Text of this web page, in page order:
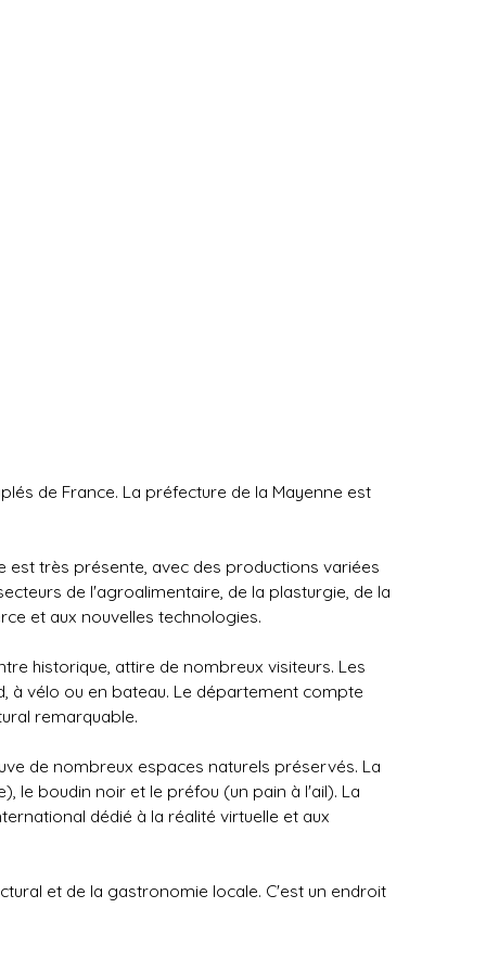
de France. La préfecture de la Mayenne est
est très présente, avec des productions variées
de l'agroalimentaire, de la plasturgie, de la
et aux nouvelles technologies.
historique, attire de nombreux visiteurs. Les
à vélo ou en bateau. Le département compte
remarquable.
de nombreux espaces naturels préservés. La
le boudin noir et le préfou (un pain à l'ail). La
dédié à la réalité virtuelle et aux
et de la gastronomie locale. C'est un endroit